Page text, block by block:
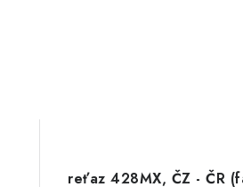
reťaz 428MX, ČZ - ČR